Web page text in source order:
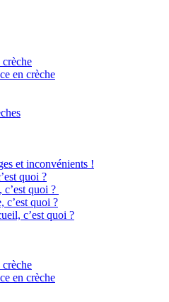
en crèche
et inconvénients !
quoi ?
quoi ?
c’est quoi ?
c’est quoi ?
en crèche